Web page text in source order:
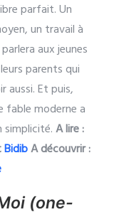
parfait. Un
un travail à
aux jeunes
parents qui
aussi. Et puis,
fable moderne a
simplicité.A lire :
BidibA découvrir :
(one-